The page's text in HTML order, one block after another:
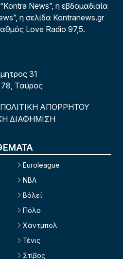
News”, η εβδομαδιαία
η σελίδα Kontranews.gr
Love Radio 97,5.
31
Ταύρος
ΠΟΛΙΤΙΚΗ ΑΠΟΡΡΗΤΟΥ
ΔΙΑΦΗΜΙΣΗ
Euroleague
NBA
Βόλεϊ
Πόλο
Χάντμπολ
Τένις
Στίβος